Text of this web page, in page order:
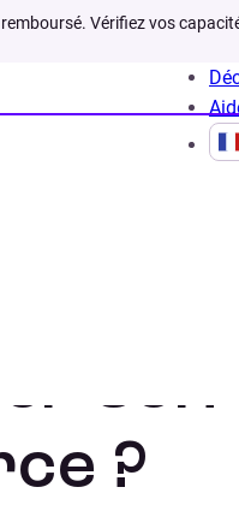
Vérifiez vos
commerce
son
?